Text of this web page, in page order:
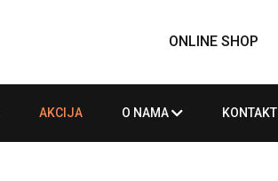
ONLINE SHOP
AKCIJA O NAMA KONTAKT